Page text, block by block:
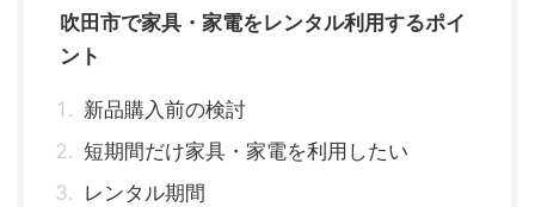
吹田市で家具・家電をレンタル利用するポイ
ント
新品購入前の検討
短期間だけ家具・家電を利用したい
レンタル期間